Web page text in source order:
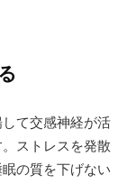
て交感神経が活
ストレスを発散
の質を下げない